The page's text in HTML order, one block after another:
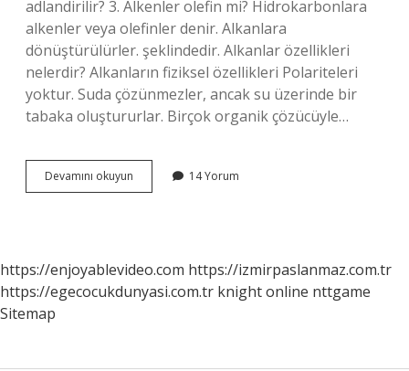
adlandirilir? 3. Alkenler olefin mi? Hidrokarbonlara
alkenler veya olefinler denir. Alkanlara
dönüştürülürler. şeklindedir. Alkanlar özellikleri
nelerdir? Alkanların fiziksel özellikleri Polariteleri
yoktur. Suda çözünmezler, ancak su üzerinde bir
tabaka oluştururlar. Birçok organik çözücüyle…
Devamını okuyun Alkenler
Nasıl
14 Yorum
https://enjoyablevideo.com https://izmirpaslanmaz.com.tr
https://egecocukdunyasi.com.tr knight online nttgame
Sitemap